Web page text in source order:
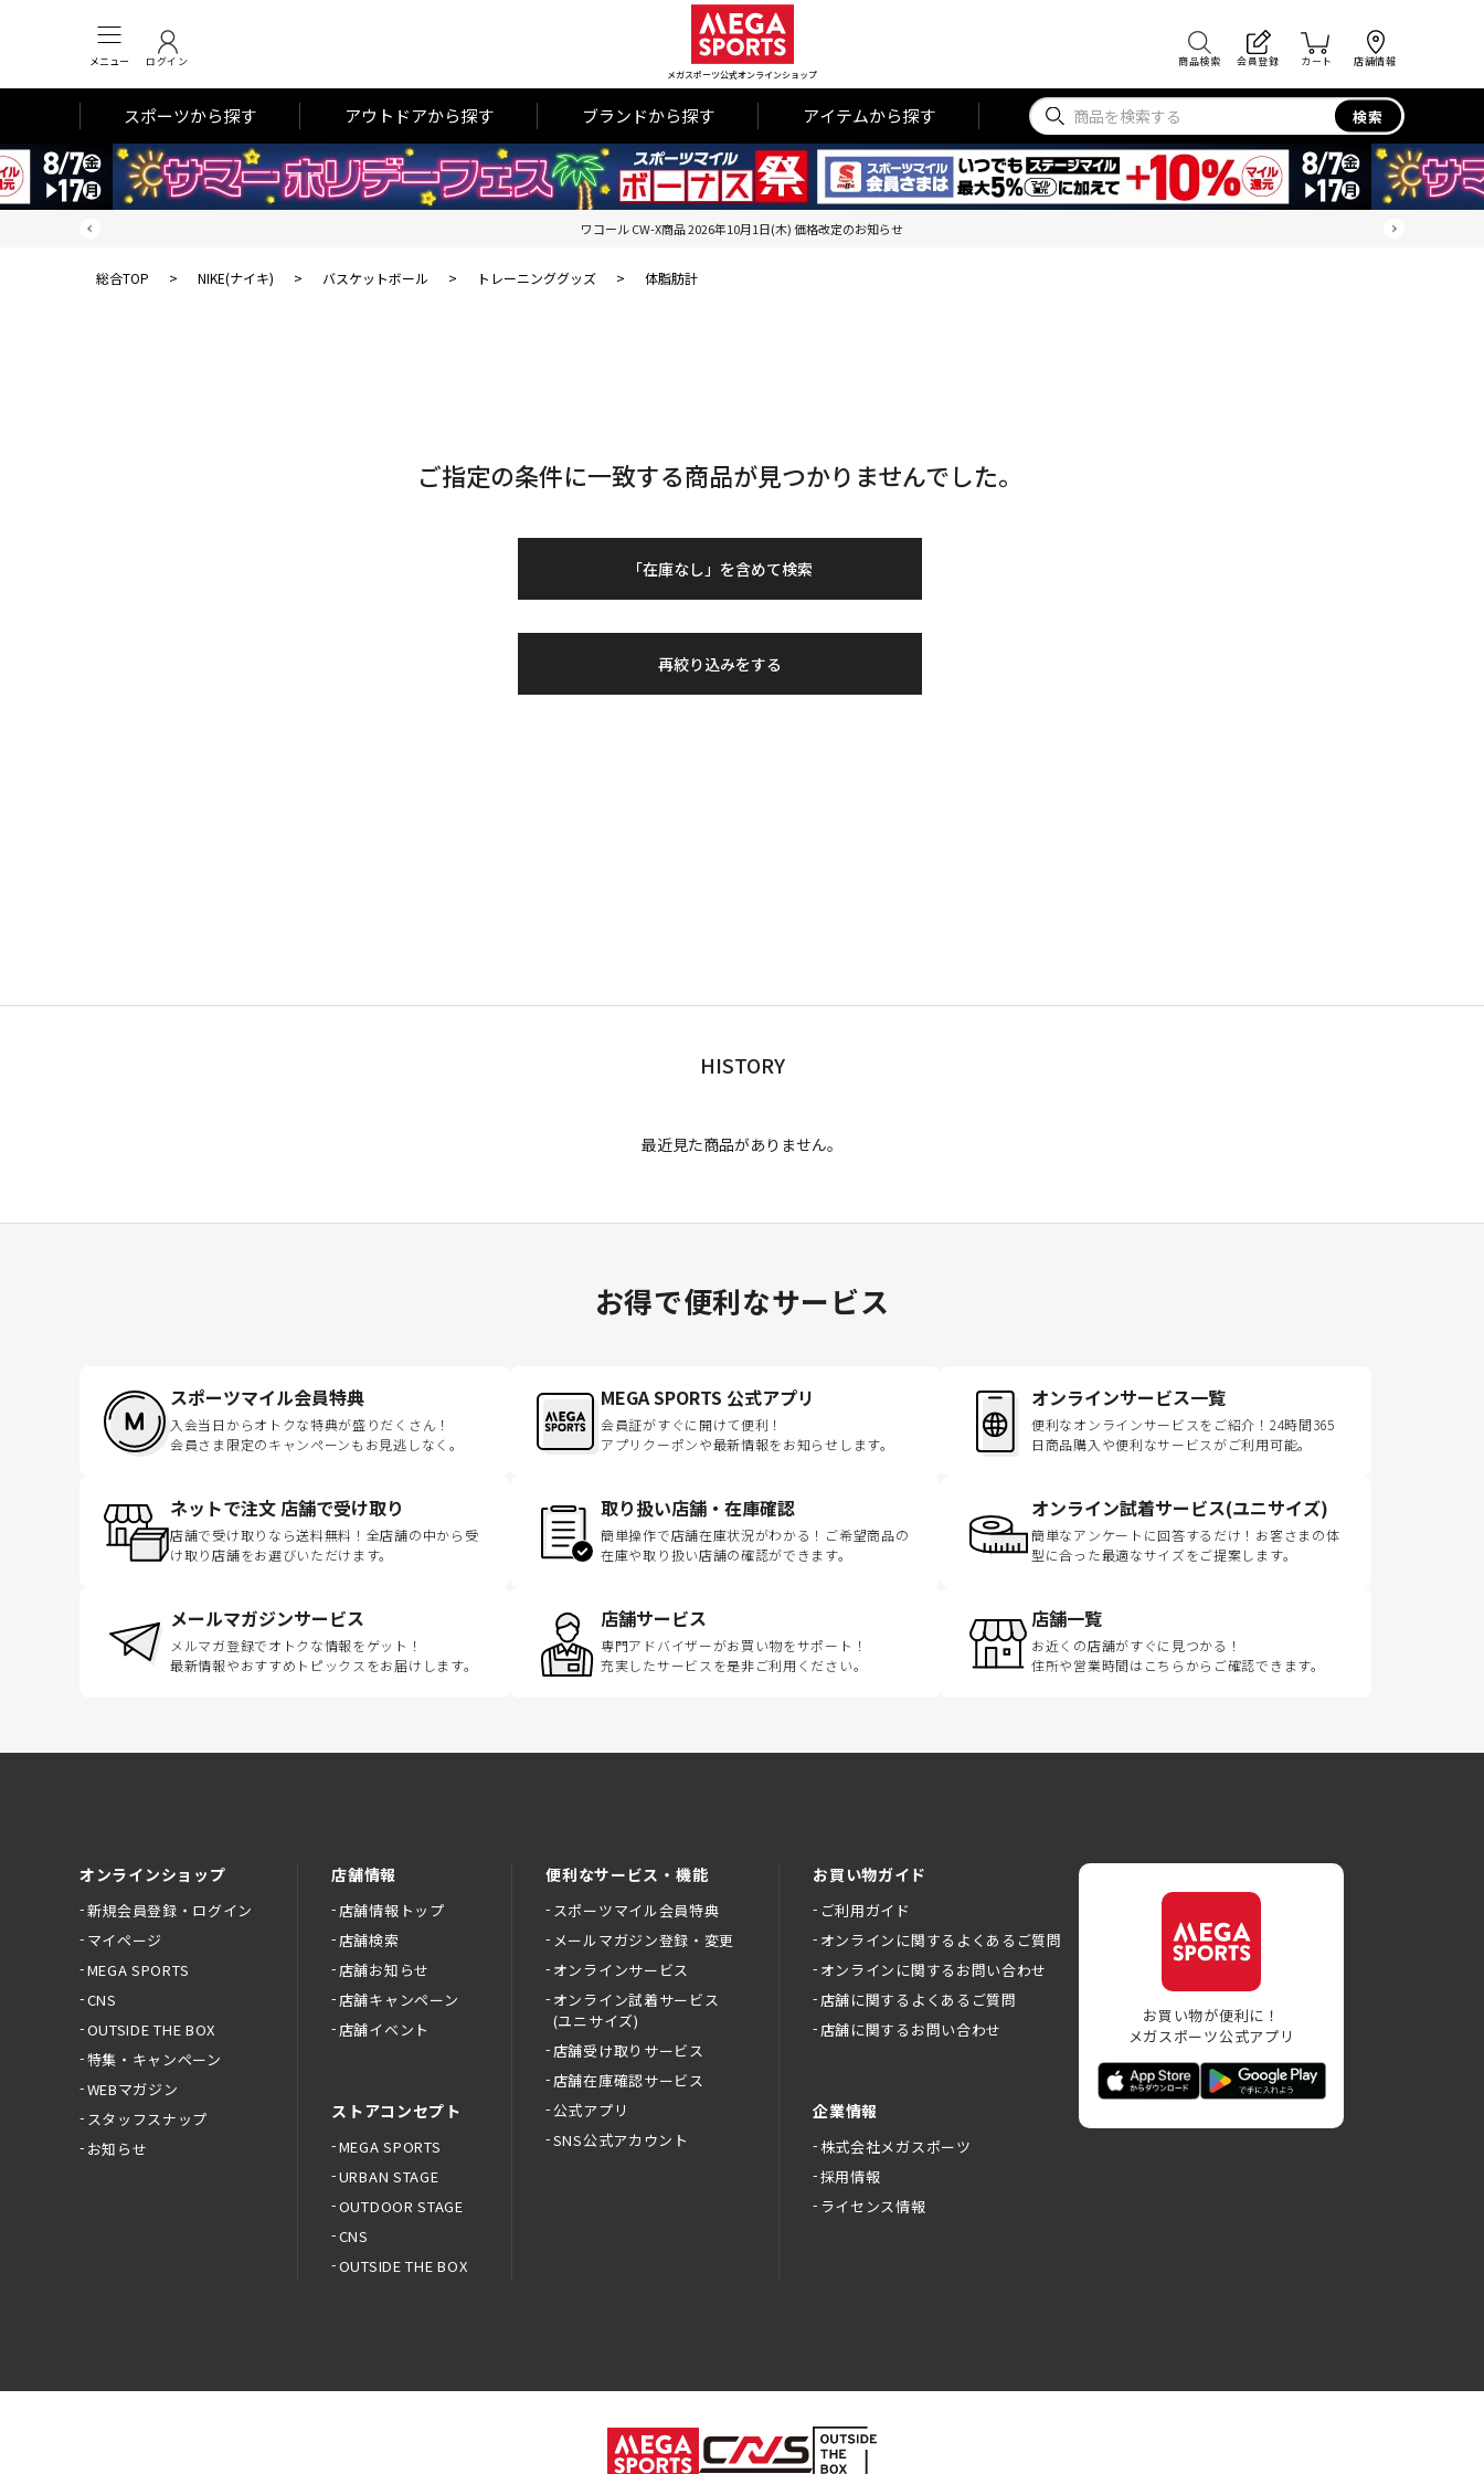
メニュー ログイン
メガスポーツ公式オンラインショップ
商品検索 会員登録 カート 店舗情報
スポーツから探す アウトドアから探す ブランドから探す アイテムから探す 検索
ワコール CW-X商品 2026年10月1日(木) 価格改定のお知らせ
総合TOP > NIKE(ナイキ) > バスケットボール > トレーニンググッズ > 体脂肪計
ご指定の条件に一致する商品が見つかりませんでした。
「在庫なし」を含めて検索
再絞り込みをする
HISTORY
最近見た商品がありません。
お得で便利なサービス
スポーツマイル会員特典
入会当日からオトクな特典が盛りだくさん！
会員さま限定のキャンペーンもお見逃しなく。
MEGA SPORTS 公式アプリ
会員証がすぐに開けて便利！
アプリクーポンや最新情報をお知らせします。
オンラインサービス一覧
便利なオンラインサービスをご紹介！24時間365
日商品購入や便利なサービスがご利用可能。
ネットで注文 店舗で受け取り
店舗で受け取りなら送料無料！全店舗の中から受
け取り店舗をお選びいただけます。
取り扱い店舗・在庫確認
簡単操作で店舗在庫状況がわかる！ご希望商品の
在庫や取り扱い店舗の確認ができます。
オンライン試着サービス(ユニサイズ)
簡単なアンケートに回答するだけ！お客さまの体
型に合った最適なサイズをご提案します。
メールマガジンサービス
メルマガ登録でオトクな情報をゲット！
最新情報やおすすめトピックスをお届けします。
店舗サービス
専門アドバイザーがお買い物をサポート！
充実したサービスを是非ご利用ください。
店舗一覧
お近くの店舗がすぐに見つかる！
住所や営業時間はこちらからご確認できます。
オンラインショップ
新規会員登録・ログイン
マイページ
MEGA SPORTS
CNS
OUTSIDE THE BOX
特集・キャンペーン
WEBマガジン
スタッフスナップ
お知らせ
店舗情報
店舗情報トップ
店舗検索
店舗お知らせ
店舗キャンペーン
店舗イベント
ストアコンセプト
MEGA SPORTS
URBAN STAGE
OUTDOOR STAGE
CNS
OUTSIDE THE BOX
便利なサービス・機能
スポーツマイル会員特典
メールマガジン登録・変更
オンラインサービス
オンライン試着サービス
(ユニサイズ)
店舗受け取りサービス
店舗在庫確認サービス
公式アプリ
SNS公式アカウント
お買い物ガイド
ご利用ガイド
オンラインに関するよくあるご質問
オンラインに関するお問い合わせ
店舗に関するよくあるご質問
店舗に関するお問い合わせ
企業情報
株式会社メガスポーツ
採用情報
ライセンス情報
お買い物が便利に！
メガスポーツ公式アプリ